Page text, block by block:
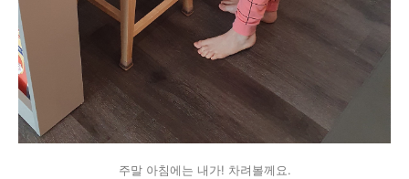
주말 아침에는 내가! 차려볼께요.